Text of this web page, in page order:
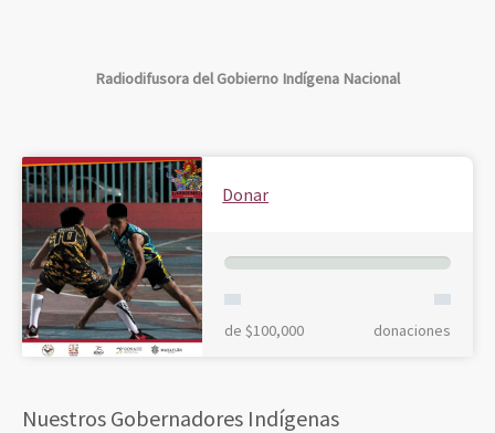
Radiodifusora del Gobierno Indígena Nacional
Donar
de $100,000 donaciones
Nuestros Gobernadores Indígenas